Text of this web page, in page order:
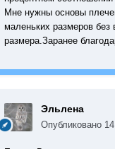
Мне нужны основы
маленьких размеров без
размера.Заранее
Эльлена
Опубликовано